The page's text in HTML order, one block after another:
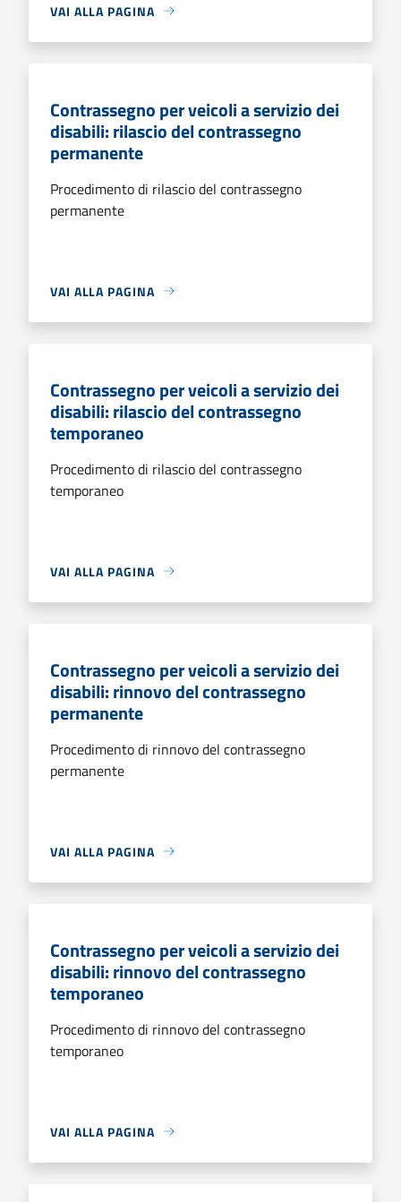
VAI ALLA PAGINA
Contrassegno per veicoli a servizio dei
disabili: rilascio del contrassegno
permanente
Procedimento di rilascio del contrassegno
permanente
VAI ALLA PAGINA
Contrassegno per veicoli a servizio dei
disabili: rilascio del contrassegno
temporaneo
Procedimento di rilascio del contrassegno
temporaneo
VAI ALLA PAGINA
Contrassegno per veicoli a servizio dei
disabili: rinnovo del contrassegno
permanente
Procedimento di rinnovo del contrassegno
permanente
VAI ALLA PAGINA
Contrassegno per veicoli a servizio dei
disabili: rinnovo del contrassegno
temporaneo
Procedimento di rinnovo del contrassegno
temporaneo
VAI ALLA PAGINA